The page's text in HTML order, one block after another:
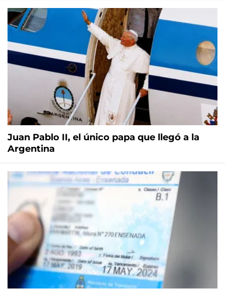
Juan Pablo II, el único papa que llegó a la
Argentina